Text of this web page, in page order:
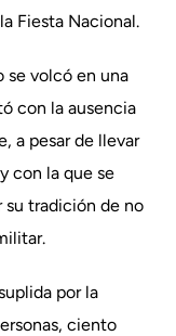
Fiesta Nacional.
se volcó en una
con la ausencia
a pesar de llevar
con la que se
tradición de no
por la
ciento